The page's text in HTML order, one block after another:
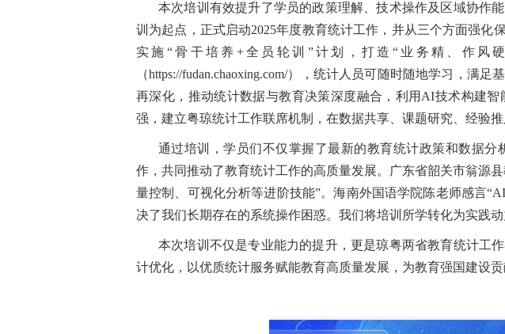
本次培训有效提升了学员的政策理解、技术操作及区域协作
训为起点，正式启动2025年度教育统计工作，并从三个方面强化
实施“骨干培养+全员轮训”计划，打造“业务精、作风
（https://fudan.chaoxing.com/），统计人员可随时随地学习，满
再深化，推动统计数据与教育决策深度融合，利用AI技术构建
强，建立粤琼统计工作联席机制，在数据共享、课题研究、经验
通过培训，学员们不仅掌握了最新的教育统计政策和数据
作，共同推动了教育统计工作的高质量发展。广东省韶关市翁源
量控制、可视化分析等进阶技能”。海南外国语学院陈老师感言
决了我们长期存在的系统操作困惑。我们将培训所学转化为实践
本次培训不仅是专业能力的提升，更是琼粤两省教育统计工
计优化，以优质统计服务赋能教育高质量发展，为教育强国建设贡